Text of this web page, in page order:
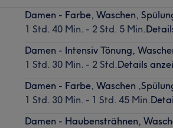
Damen - Farbe, Waschen,
1 Std. 40 Min. - 2 Std. 5 Min.
Damen - Intensiv Tönung,
1 Std. 30 Min. - 2 Std.Details
Damen - Farbe, Waschen
1 Std. 30 Min. - 1 Std. 45 Min.
Damen - Haubensträhnen,